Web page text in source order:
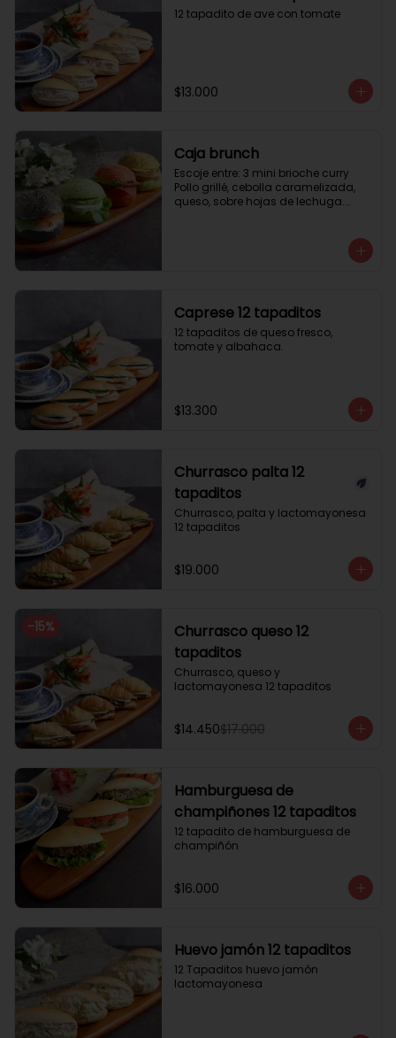
12 tapadito de ave con tomate
$13.000
Caja brunch
Escoje entre: 3 mini brioche curry
Pollo grillé, cebolla caramelizada,
queso, sobre hojas de lechuga.
hojas de rúcula
Caprese 12 tapaditos
12 tapaditos de queso fresco,
tomate y albahaca.
$13.300
Churrasco palta 12
tapaditos
Churrasco, palta y lactomayonesa
12 tapaditos
$19.000
-15%
Churrasco queso 12
tapaditos
Churrasco, queso y
lactomayonesa 12 tapaditos
$14.450$17.000
Hamburguesa de
champiñones 12 tapaditos
12 tapadito de hamburguesa de
champiñón
$16.000
Huevo jamón 12 tapaditos
12 Tapaditos huevo jamón
lactomayonesa